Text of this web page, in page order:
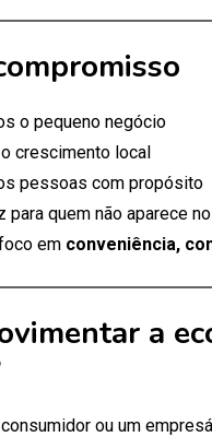
o pequeno negócio
crescimento local
pessoas com propósito
para quem não aparece
em conveniência,
a
ou um